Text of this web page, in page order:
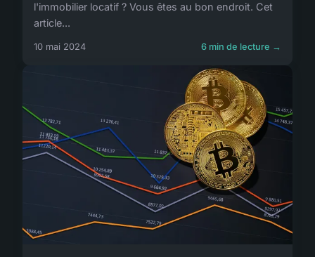
l'immobilier locatif ? Vous êtes au bon endroit. Cet
article...
10 mai 2024 6 min de lecture →